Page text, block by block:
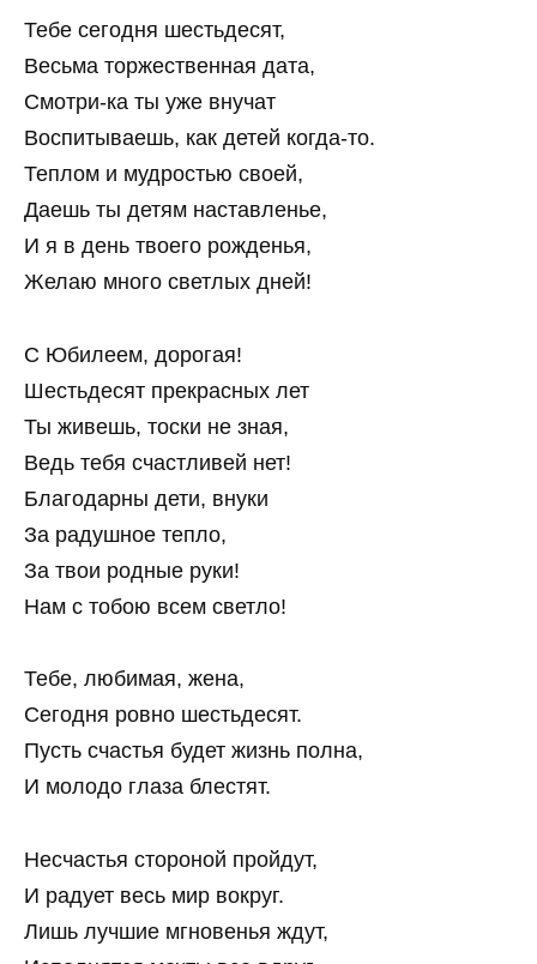
Тебе сегодня шестьдесят,
Весьма торжественная дата,
Смотри-ка ты уже внучат
Воспитываешь, как детей когда-то.
Теплом и мудростью своей,
Даешь ты детям наставленье,
И я в день твоего рожденья,
Желаю много светлых дней!
С Юбилеем, дорогая!
Шестьдесят прекрасных лет
Ты живешь, тоски не зная,
Ведь тебя счастливей нет!
Благодарны дети, внуки
За радушное тепло,
За твои родные руки!
Нам с тобою всем светло!
Тебе, любимая, жена,
Сегодня ровно шестьдесят.
Пусть счастья будет жизнь полна,
И молодо глаза блестят.
Несчастья стороной пройдут,
И радует весь мир вокруг.
Лишь лучшие мгновенья ждут,